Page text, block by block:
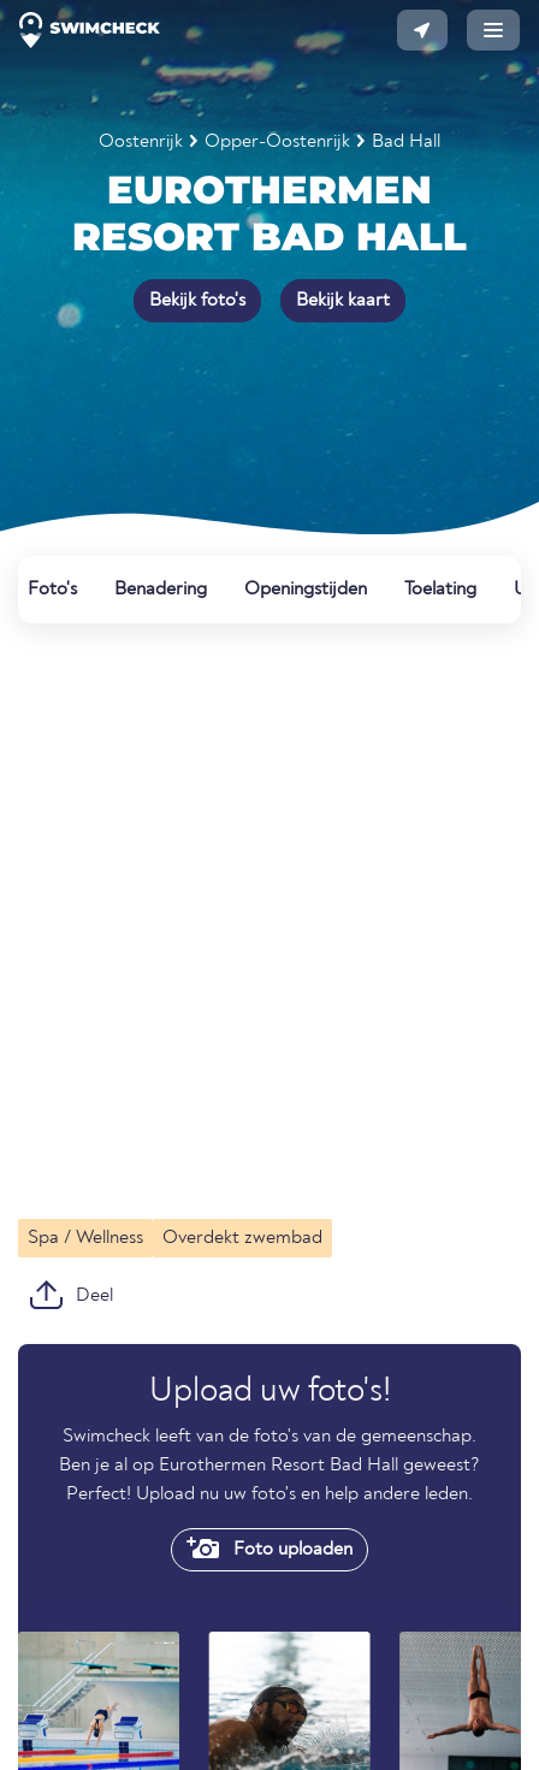
Oostenrijk Opper-Oostenrijk Bad Hall
EUROTHERMEN
RESORT BAD HALL
Bekijk foto's Bekijk kaart
Foto's Benadering Openingstijden Toelating
Spa / Wellness Overdekt zwembad
Deel
Upload uw foto's!
Swimcheck leeft van de foto's van de gemeenschap.
Ben je al op Eurothermen Resort Bad Hall geweest?
Perfect! Upload nu uw foto's en help andere leden.
Foto uploaden